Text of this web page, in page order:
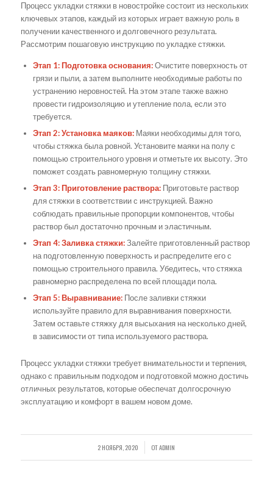
Процесс укладки стяжки в новостройке состоит из нескольких
ключевых этапов, каждый из которых играет важную роль в
получении качественного и долговечного результата.
Рассмотрим пошаговую инструкцию по укладке стяжки.
Этап 1: Подготовка основания:Очистите поверхность от
грязи и пыли, а затем выполните необходимые работы по
устранению неровностей. На этом этапе также важно
провести гидроизоляцию и утепление пола, если это
требуется.
Этап 2: Установка маяков:Маяки необходимы для того,
чтобы стяжка была ровной. Установите маяки на полу с
помощью строительного уровня и отметьте их высоту. Это
поможет создать равномерную толщину стяжки.
Этап 3: Приготовление раствора:Приготовьте раствор
для стяжки в соответствии с инструкцией. Важно
соблюдать правильные пропорции компонентов, чтобы
раствор был достаточно прочным и эластичным.
Этап 4: Заливка стяжки:Залейте приготовленный раствор
на подготовленную поверхность и распределите его с
помощью строительного правила. Убедитесь, что стяжка
равномерно распределена по всей площади пола.
Этап 5: Выравнивание:После заливки стяжки
используйте правило для выравнивания поверхности.
Затем оставьте стяжку для высыхания на несколько дней,
в зависимости от типа используемого раствора.
Процесс укладки стяжки требует внимательности и терпения,
однако с правильным подходом и подготовкой можно достичь
отличных результатов, которые обеспечат долгосрочную
эксплуатацию и комфорт в вашем новом доме.
2 НОЯБРЯ, 2020
/ ОТADMIN